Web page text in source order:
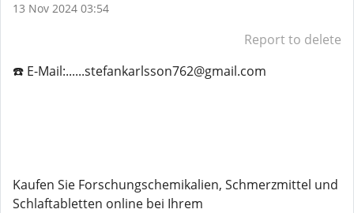
13 Nov 2024 03:54
Report to delete
☎️ E-Mail:......stefankarlsson762@gmail.com
Kaufen Sie Forschungschemikalien, Schmerzmittel und
Schlaftabletten online bei Ihrem